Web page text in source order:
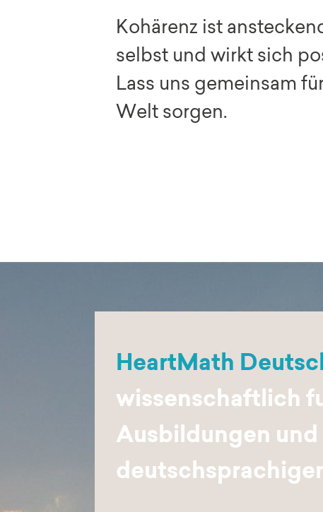
Kohärenz ist
selbst und wirkt sich
Lass uns gemeinsam
Welt sorgen.
HeartMath
wissenschaftlich
Ausbildungen